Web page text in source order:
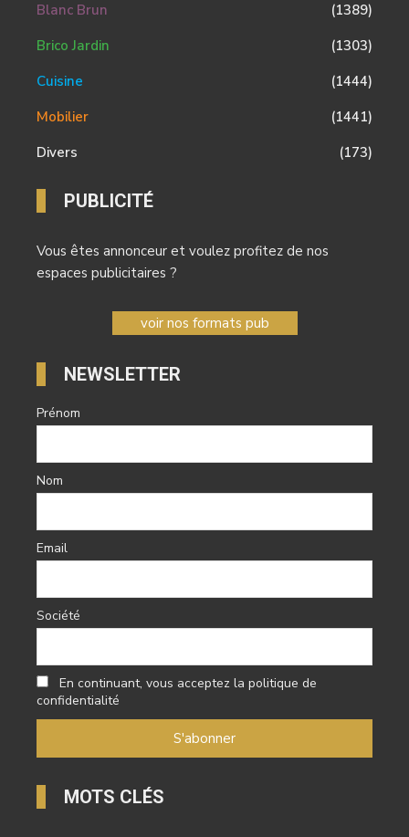
Blanc Brun
(1389)
Brico Jardin
(1303)
Cuisine
(1444)
Mobilier
(1441)
Divers
(173)
PUBLICITÉ
Vous êtes annonceur et voulez profitez de nos
espaces publicitaires ?
voir nos formats pub
NEWSLETTER
Prénom
Nom
Email
Société
En continuant, vous acceptez la politique de
confidentialité
MOTS CLÉS